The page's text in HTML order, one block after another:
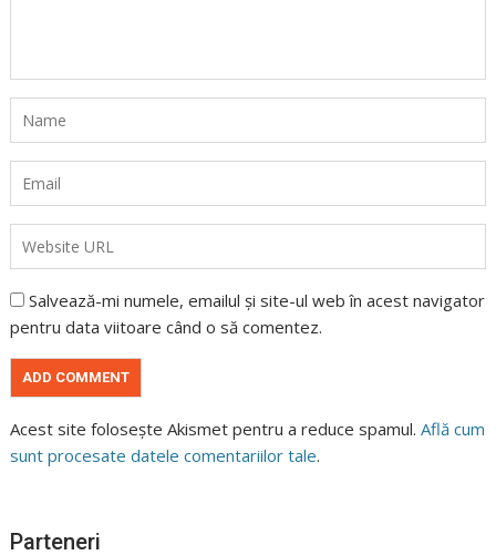
Salvează-mi numele, emailul și site-ul web în acest navigator
pentru data viitoare când o să comentez.
Acest site folosește Akismet pentru a reduce spamul.Află cum
sunt procesate datele comentariilor tale.
Parteneri